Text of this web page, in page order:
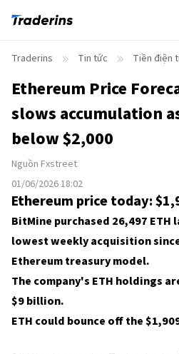
Traderins Tin tức Tiền điện
Ethereum Price
slows accumulation
below $2,000
Nguồn Fxstreet
01/06/2026 18:02
Ethereum price today:
BitMine purchased 26,497
lowest weekly acquisition
Ethereum treasury model.
The company's ETH holdings
$9 billion.
ETH could bounce off the